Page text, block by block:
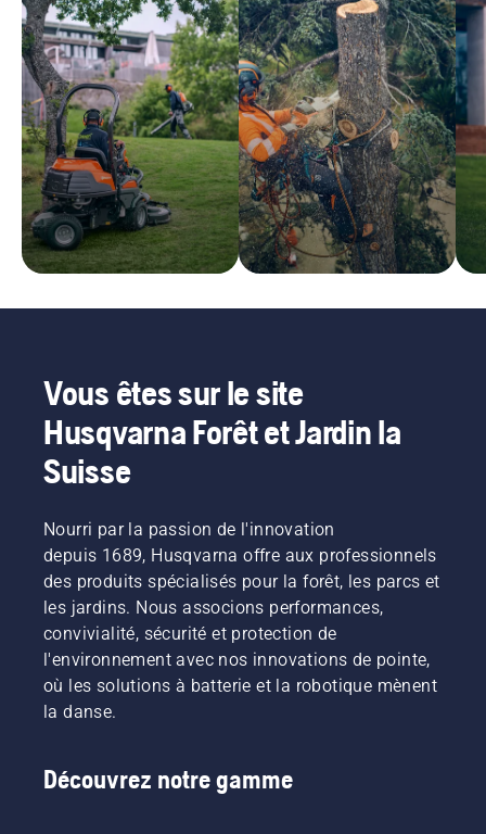
Vous êtes sur le site
Husqvarna Forêt et Jardin la
Suisse
Nourri par la passion de l'innovation
depuis 1689, Husqvarna offre aux professionnels
des produits spécialisés pour la forêt, les parcs et
les jardins. Nous associons performances,
convivialité, sécurité et protection de
l'environnement avec nos innovations de pointe,
où les solutions à batterie et la robotique mènent
la danse.
Découvrez notre gamme